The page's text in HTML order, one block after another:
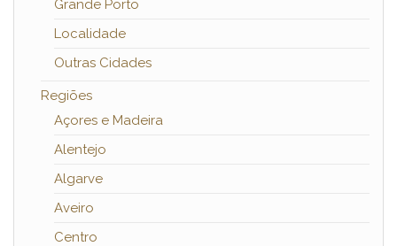
Grande Porto
Localidade
Outras Cidades
Regiões
Açores e Madeira
Alentejo
Algarve
Aveiro
Centro